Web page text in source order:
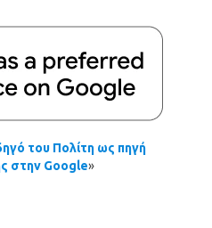
του Πολίτη ως πηγή
στην Google»